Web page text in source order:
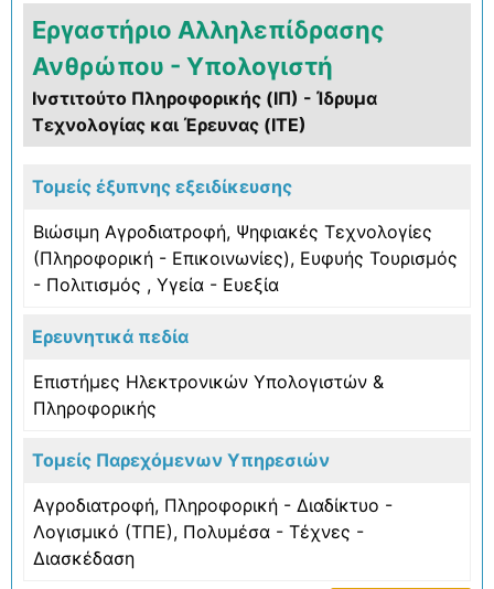
Εργαστήριο Αλληλεπίδρασης
Ανθρώπου - Υπολογιστή
Ινστιτούτο Πληροφορικής (ΙΠ) - Ίδρυμα
Τεχνολογίας και Έρευνας (ΙΤΕ)
Τομείς έξυπνης εξειδίκευσης
Βιώσιμη Αγροδιατροφή, Ψηφιακές Τεχνολογίες
(Πληροφορική - Επικοινωνίες), Ευφυής Τουρισμός
- Πολιτισμός , Υγεία - Ευεξία
Ερευνητικά πεδία
Επιστήμες Ηλεκτρονικών Υπολογιστών &
Πληροφορικής
Τομείς Παρεχόμενων Υπηρεσιών
Αγροδιατροφή, Πληροφορική - Διαδίκτυο -
Λογισμικό (ΤΠΕ), Πολυμέσα - Τέχνες -
Διασκέδαση